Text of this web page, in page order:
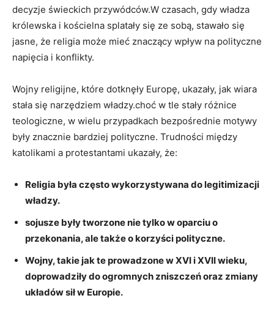
decyzje świeckich przywódców.W czasach, gdy władza
królewska i kościelna splatały się ze sobą, stawało się
jasne, że religia może mieć znaczący wpływ na polityczne
napięcia i konflikty.
Wojny religijne, które dotknęły Europę, ukazały, jak wiara
stała się narzędziem władzy.choć w tle stały różnice
teologiczne, w wielu przypadkach bezpośrednie motywy
były znacznie bardziej polityczne. Trudności między
katolikami a protestantami ukazały, że:
Religia była często wykorzystywana do legitimizacji
władzy.
sojusze były tworzone nie tylko w oparciu o
przekonania, ale także o korzyści polityczne.
Wojny, takie jak te prowadzone w XVI i XVII wieku,
doprowadziły do ogromnych zniszczeń oraz zmiany
układów sił w Europie.